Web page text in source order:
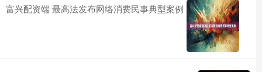
富兴配资端 最高法发布网络消费民事典型案例